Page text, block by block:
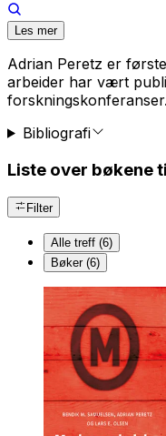
Les mer
Adrian Peretz er
arbeider har vært
forskningskonferanser.
Bibliografi
Liste over bøkene
Filter
Alle treff (6)
Bøker (6)